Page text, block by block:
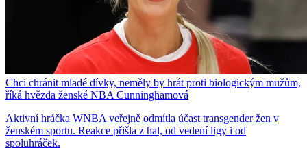
Chci chránit mladé dívky, neměly by hrát proti biologickým mužům,
říká hvězda ženské NBA Cunninghamová
Aktivní hráčka WNBA veřejně odmítla účast transgender žen v
ženském sportu. Reakce přišla z hal, od vedení ligy i od
spoluhráček.